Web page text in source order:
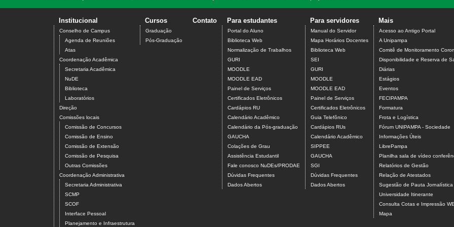
Institucional
Conselho de Campus
Agenda de Reuniões
Atas
Coordenação Acadêmica
Secretaria Acadêmica
NuDE
Biblioteca
Laboratórios
Direção
Comissões locais
Comissão de Concursos
Comissão de Ensino
Comissão de Extensão
Comissão de Pesquisa
Outras Comissões
Coordenação Administrativa
Secretaria Administrativa
SCMP
SCOF
Interface Pessoal
Planejamento e Infraestrutura
Cursos
Graduação
Pós-Graduação
Contato Para estudantes
Portal do Aluno
Biblioteca Web
Normalização de Trabalhos
GURI
MOODLE
MOODLE EAD
Painel de Serviços
Certificados Eletrônicos
Cardápios RU
Calendário Acadêmico
Calendário da Pós-graduação
GAUCHA
Colações de Grau
Assistência Estudantil
Fale conosco NuDEs/PRODAE
Dúvidas Frequentes
Dados Abertos
Para servidores
Manual do Servidor
Mapa Horários Docentes
Biblioteca Web
SEI
GURI
MOODLE
MOODLE EAD
Painel de Serviços
Certificados Eletrônicos
Guia Telefônico
Cardápios RUs
Calendário Acadêmico
SIPPEE
GAUCHA
SGI
Dúvidas Frequentes
Dados Abertos
Mais
Acesso ao Antigo Portal
A Unipampa
Comitê de Monitoramento
Disponibilidade e Reserva de
Diárias
Estágios
Eventos
FECIPAMPA
Formatura
Frota e Logística
Fórum UNIPAMPA - Sociedade
Informações Úteis
LibrePampa
Planilha sala de vídeo
Relatórios de Gestão
Relação de Atestados
Sugestão de Pauta Jornalística
Universidade Itinerante
Consulta Cotas e Impressão
Mapa